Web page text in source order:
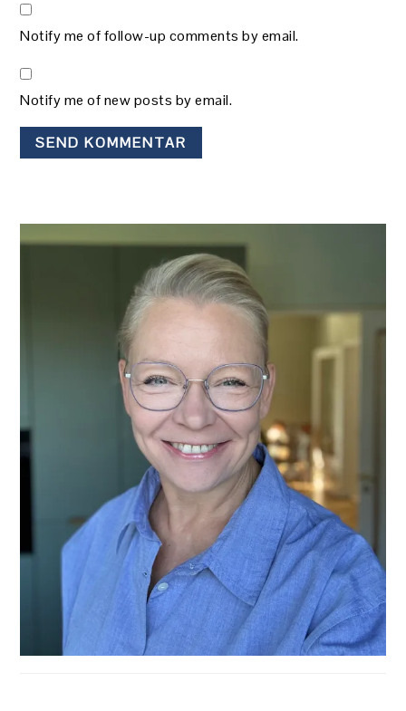
Notify me of follow-up comments by email.
Notify me of new posts by email.
PRIMÆR